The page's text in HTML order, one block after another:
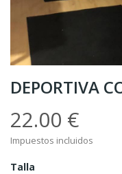
DEPORTIVA
22.00 €
Impuestos incluidos
Talla